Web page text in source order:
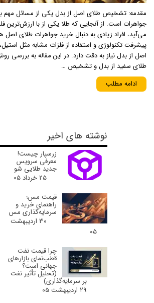
مقدمه: تشخیص طلای اصل از بدل یکی از مسائل مهم
جواهرات است. از آنجایی که طلا یکی از با ارزش‌ترین
می‌آید، افراد زیادی به دنبال خرید جواهرات طلای اصل
پیشرفت تکنولوژی و استفاده از فلزات مشابه مثل
اصل از بدل نیاز به دقت دارد. در این مقاله به
طلای سفید از بدل و تشخیص …
ادامه مطلب
نوشته های اخیر
زرسپار چیست!
معرفی سرویس
جدید طلایی شو
۲۵ خرداد ۰۵
قیمت مس؛
راهنمای خرید و
سرمایه‌گذاری مس
۳۰ اردیبهشت
۰۵
چرا قیمت نفت
قطب‌نمای بازارهای
جهانی است؟
(تحلیل تأثیر نفت
بر سرمایه‌گذاری)
۲۹ اردیبهشت ۰۵